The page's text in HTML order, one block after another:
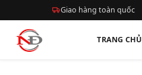
Giao hàng toàn quốc
TRANG CHỦ